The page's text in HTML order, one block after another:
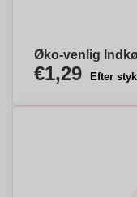
Øko-venlig
€1,29 Efter